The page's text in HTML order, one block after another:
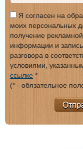
Я согласен на
моих персональных
получение рекламной
информации и запись
разговора в
условиями,
ссылке *
(* - обязательное